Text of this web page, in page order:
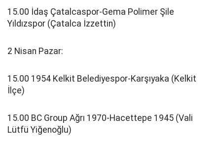
15.00 İdaş Çatalcaspor-Gema Polimer Şile
Yıldızspor (Çatalca İzzettin)
2 Nisan Pazar:
15.00 1954 Kelkit Belediyespor-Karşıyaka (Kelkit
İlçe)
15.00 BC Group Ağrı 1970-Hacettepe 1945 (Vali
Lütfü Yiğenoğlu)